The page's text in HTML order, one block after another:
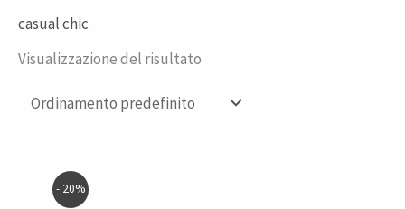
casual chic
Visualizzazione del risultato
- 20%Il
prezzo